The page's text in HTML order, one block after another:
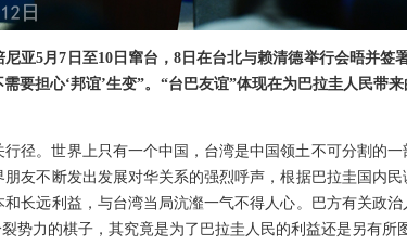
亚5月7日至10日窜台，8日在台北与赖清德举行会晤并签
要担心‘邦谊’生变”。“台巴友谊”体现在为巴拉圭人民带
径。世界上只有一个中国，台湾是中国领土不可分割的
友不断发出发展对华关系的强烈呼声，根据巴拉圭国内
长远利益，与台湾当局沆瀣一气不得人心。巴方有关政
势力的棋子，其究竟是为了巴拉圭人民的利益还是另有所